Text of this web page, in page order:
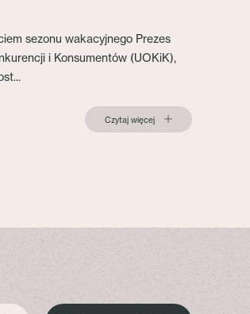
sezonu wakacyjnego Prezes
i Konsumentów (UOKiK),
Czytaj więcej